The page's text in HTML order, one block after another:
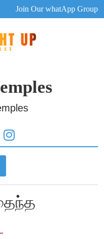
Join Our whatApp Group